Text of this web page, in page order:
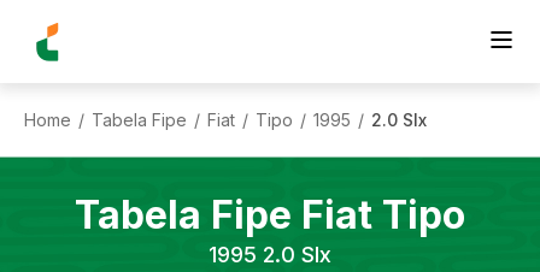
Home / Tabela Fipe / Fiat / Tipo / 1995 / 2.0 Slx
Tabela Fipe Fiat Tipo
1995 2.0 Slx